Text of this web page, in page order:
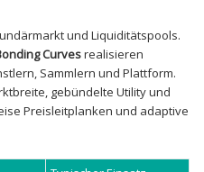
‌und Liquiditätspools.
Curvesrealisieren
Sammlern und ⁣Plattform.
gebündelte Utility und
Preisleitplanken und adaptive